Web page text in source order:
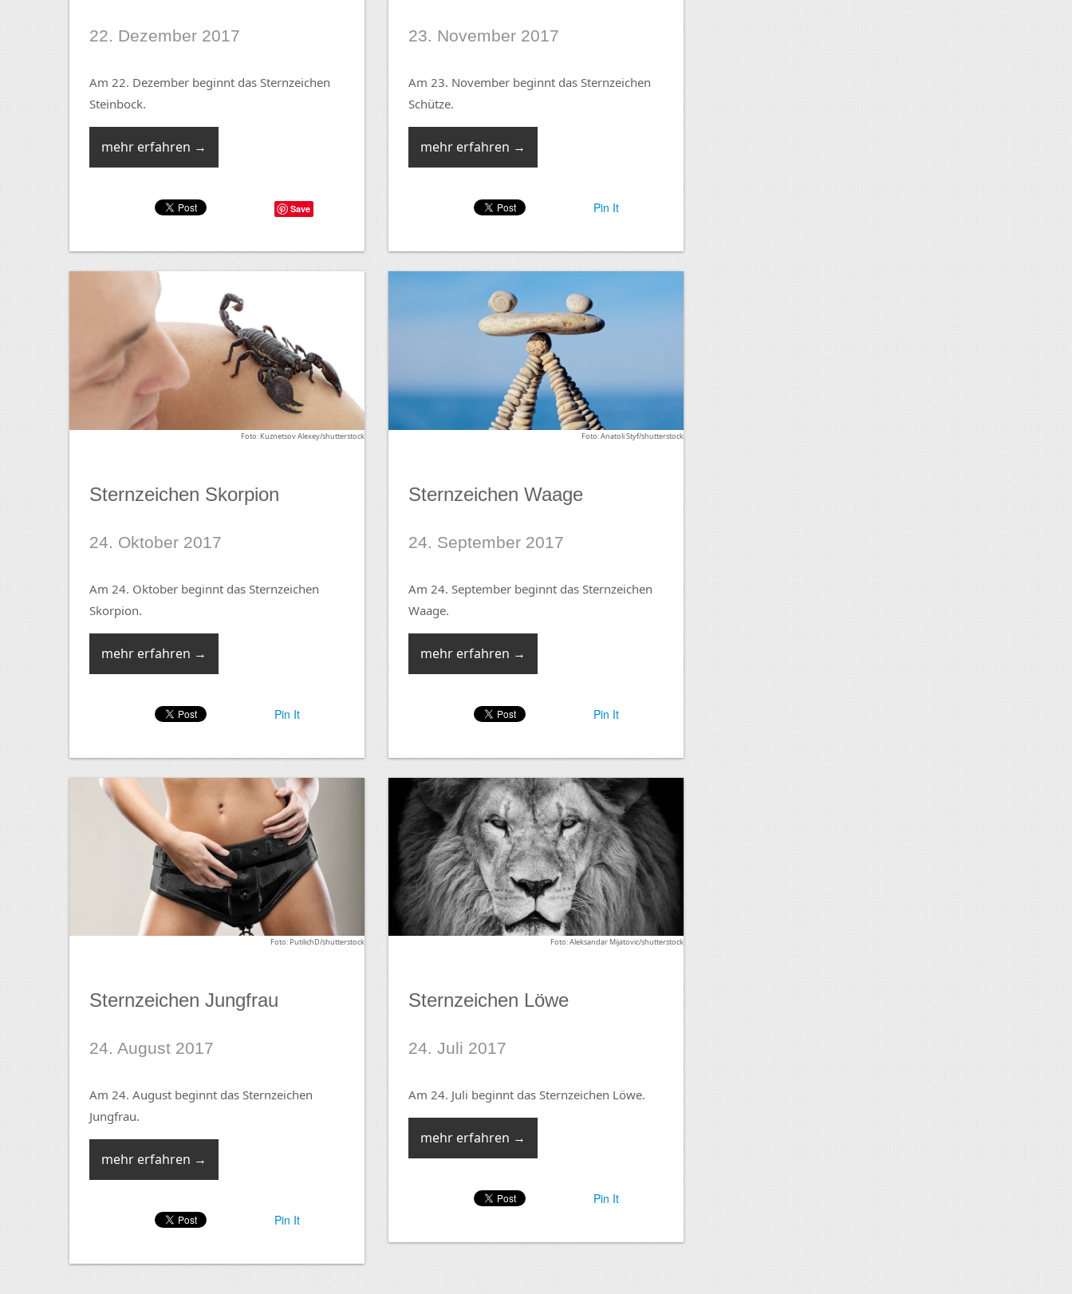
22. Dezember 2017
Am 22. Dezember beginnt das Sternzeichen
Steinbock.
mehr erfahren →
Save
23. November 2017
Am 23. November beginnt das Sternzeichen
Schütze.
mehr erfahren →
Pin It
Foto: Kuznetsov Alexey/shutterstock
Sternzeichen Skorpion
24. Oktober 2017
Am 24. Oktober beginnt das Sternzeichen
Skorpion.
mehr erfahren →
Pin It
Foto: Anatoli Styf/shutterstock
Sternzeichen Waage
24. September 2017
Am 24. September beginnt das Sternzeichen
Waage.
mehr erfahren →
Pin It
Foto: PutilichD/shutterstock
Sternzeichen Jungfrau
24. August 2017
Am 24. August beginnt das Sternzeichen
Jungfrau.
mehr erfahren →
Pin It
Foto: Aleksandar Mijatovic/shutterstock
Sternzeichen Löwe
24. Juli 2017
Am 24. Juli beginnt das Sternzeichen Löwe.
mehr erfahren →
Pin It